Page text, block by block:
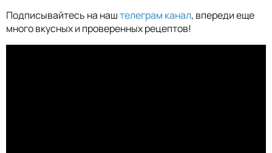
Подписывайтесь на наштелеграм канал, впереди еще
много вкусных и проверенных рецептов!